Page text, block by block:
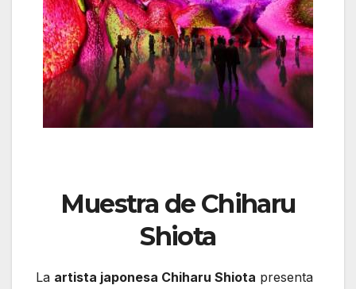
Muestra de Chiharu
Shiota
La artista japonesa Chiharu Shiota presenta